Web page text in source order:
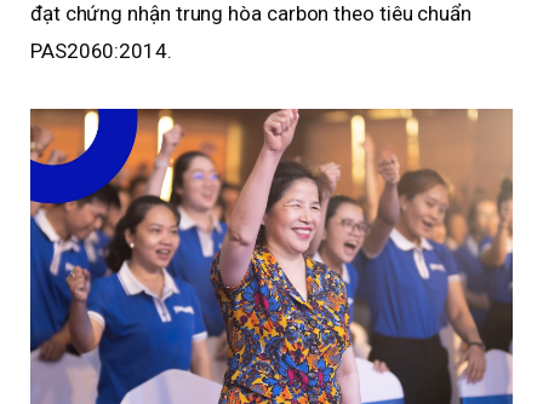
đạt chứng nhận trung hòa carbon theo tiêu chuẩn
PAS2060:2014.